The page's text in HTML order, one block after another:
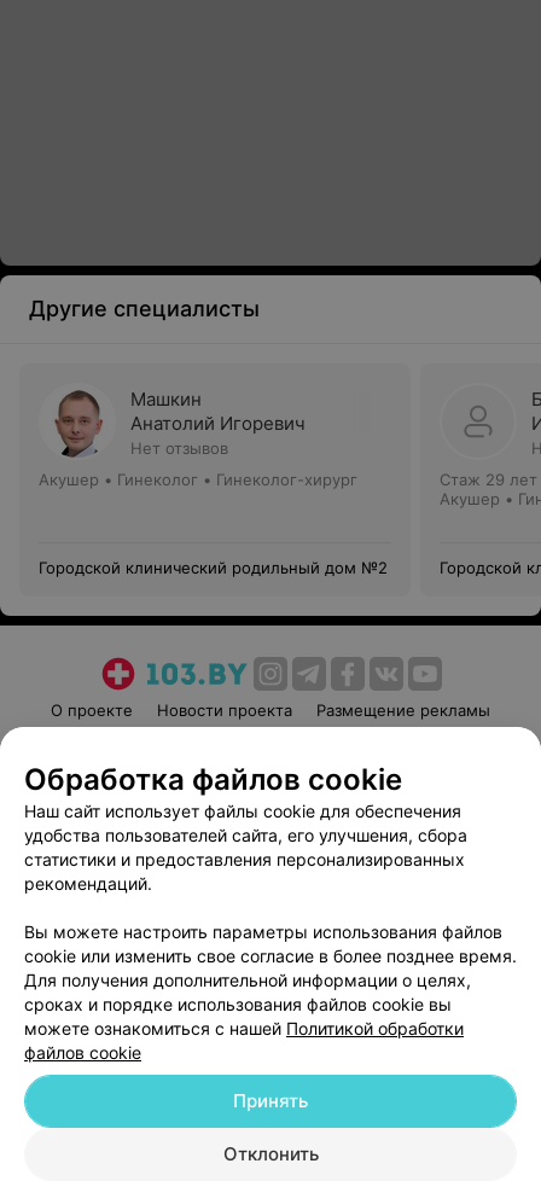
Другие специалисты
Машкин
Анатолий Игоревич
Нет отзывов
Акушер • Гинеколог • Гинеколог-хирург
Городской клинический родильный дом №2
Стаж 29 лет
Акушер •
Городской
О проекте Новости проекта
Размещение рекламы
Пользовательское соглашение
Способы оплаты
Вакансии
Партнеры
Написать руководителю 103.by
Обработка персональных данных
© 2026 ООО «Артокс Лаб», УНП 191700409
| 220012, Республика Беларусь,
Обработка файлов cookie
Наш сайт использует файлы cookie для обеспечения
удобства пользователей сайта, его улучшения, сбора
статистики и предоставления персонализированных
рекомендаций.
Вы можете настроить параметры использования файлов
cookie или изменить свое согласие в более позднее время.
Для получения дополнительной информации о целях,
сроках и порядке использования файлов cookie вы
можете ознакомиться с нашей Политикой обработки
файлов cookie
Отклонить
Принять